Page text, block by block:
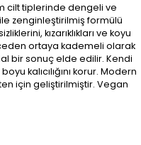
cilt tiplerinde dengeli ve
zenginleştirilmiş formülü
kızarıklıkları ve koyu
ortaya kademeli olarak
bir sonuç elde edilir. Kendi
kalıcılığını korur. Modern
için geliştirilmiştir. Vegan